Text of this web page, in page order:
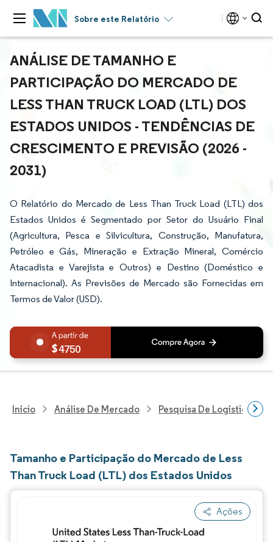
Sobre este Relatório
ANÁLISE DE TAMANHO E
PARTICIPAÇÃO DO MERCADO DE
LESS THAN TRUCK LOAD (LTL) DOS
ESTADOS UNIDOS - TENDÊNCIAS DE
CRESCIMENTO E PREVISÃO (2026 -
2031)
O Relatório do Mercado de Less Than Truck Load (LTL) dos
Estados Unidos é Segmentado por Setor do Usuário Final
(Agricultura, Pesca e Silvicultura, Construção, Manufatura,
Petróleo e Gás, Mineração e Extração Mineral, Comércio
Atacadista e Varejista e Outros) e Destino (Doméstico e
Internacional). As Previsões de Mercado são Fornecidas em
Termos de Valor (USD).
4750
Início Análise De Mercado Pesquisa De Logística
Tamanho e Participação do Mercado de Less
Than Truck Load (LTL) dos Estados Unidos
Ações